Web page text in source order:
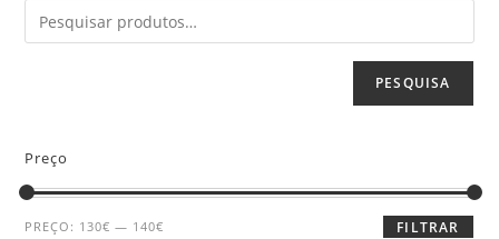
PESQUISA
Preço
FILTRAR
PREÇO: 130€ — 140€